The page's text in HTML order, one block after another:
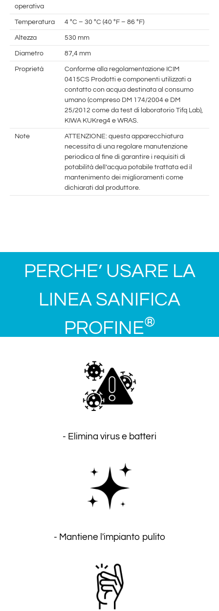
operativa
Temperatura 4 °C – 30 °C (40 °F – 86 °F)
Altezza 530 mm
Diametro 87,4 mm
Proprietà
Conforme alla regolamentazione ICIM
0415CS Prodotti e componenti utilizzati a
contatto con acqua destinata al consumo
umano (compreso DM 174/2004 e DM
25/2012 come da test di laboratorio Tifq Lab),
KIWA KUKreg4 e WRAS.
Note
ATTENZIONE: questa apparecchiatura
necessita di una regolare manutenzione
periodica al fine di garantire i requisiti di
potabilità dell’acqua potabile trattata ed il
mantenimento dei miglioramenti come
dichiarati dal produttore.
PERCHE’ USARE LA
LINEA SANIFICA
PROFINE®
- Elimina virus e batteri
- Mantiene l'impianto pulito